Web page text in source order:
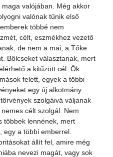
valójában. Még akkor
valónak tűnik első
többé nem
célt, eszmékhez vezető
de nem a mai, a Tőke
Bölcseket választanak, mert
a kitűzött cél. Ők
felett, egyek a többi
egy új alkotmány
szolgáivá váljanak
célt szolgál. Nem
többek lennének, mert
egy a többi emberrel.
állít fel, amire még
nevezi magát, vagy sok